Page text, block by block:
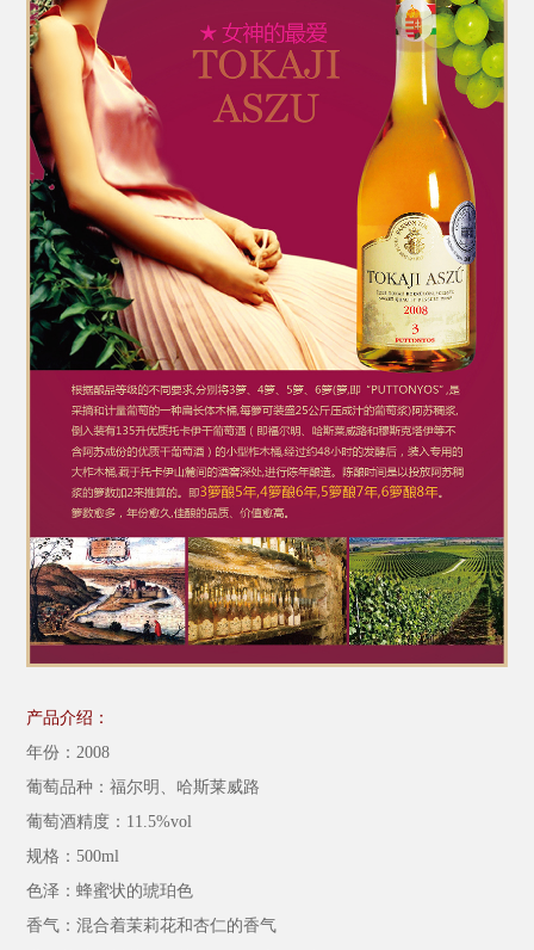
产品介绍：
年份：2008
葡萄品种：福尔明、哈斯莱威路
葡萄酒精度： 11.5%vol
规格：500ml
色泽：蜂蜜状的琥珀色
香气：混合着茉莉花和杏仁的香气